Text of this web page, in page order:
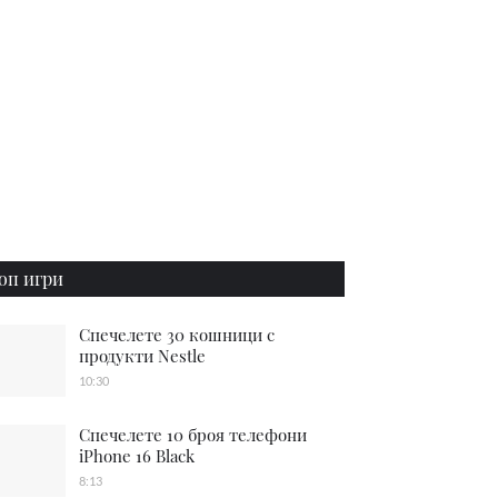
игри
Спечелете 30 кошници с
продукти Nestle
10:30
Спечелете 10 броя телефони
iPhone 16 Black
8:13